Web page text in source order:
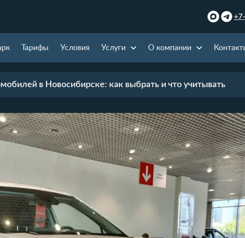
Тарифы Условия Услуги О компании
в Новосибирске: как выбрать и что учитывать